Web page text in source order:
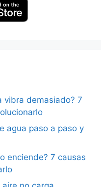
vibra demasiado? 7
agua paso a paso y
enciende? 7 causas